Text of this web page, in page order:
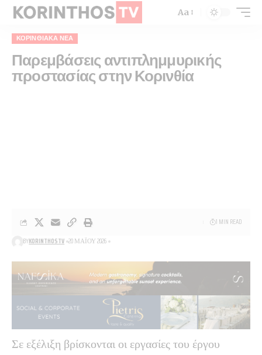
Aa
ΚΟΡΙΝΘΙΑΚΆ ΝΈΑ
Παρεμβάσεις αντιπλημμυρικής
προστασίας στην Κορινθία
BYKORINTHOSTV 20 ΜΑΪ́ΟΥ 2026
1 MIN READ
Σε εξέλιξη βρίσκονται οι εργασίες του έργου